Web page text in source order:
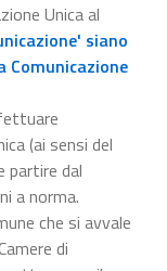
Unica al
siano
Comunicazione
(ai sensi del
partire dal
a norma.
che si avvale
di